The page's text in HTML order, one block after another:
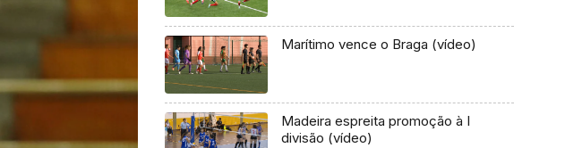
Marítimo vence o Braga (vídeo)
Madeira espreita promoção à I
divisão (vídeo)